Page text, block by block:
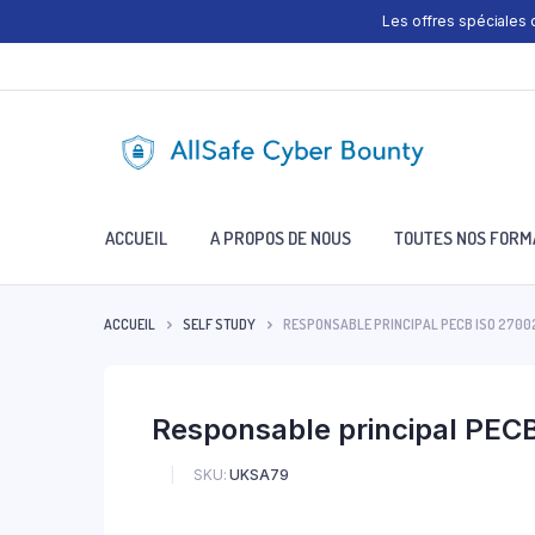
Les offres spéciales
ACCUEIL A PROPOS DE NOUS TOUTES NOS
ACCUEIL SELF STUDY RESPONSABLE PRINCIPAL PECB ISO
Responsable principal
SKU: UKSA79